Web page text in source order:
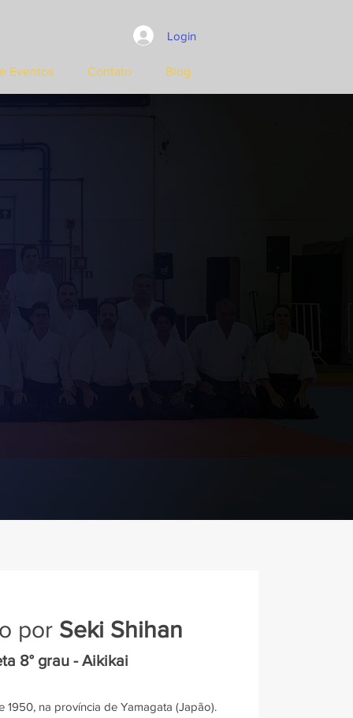
Login
Eventos Contato Blog
por Seki Shihan
8° grau - Aikikai
1950, na província de Yamagata (Japão).